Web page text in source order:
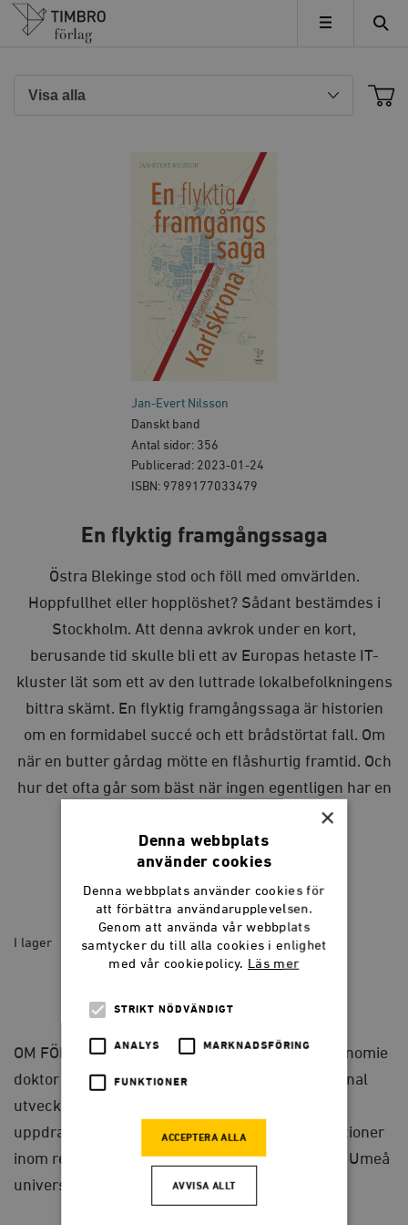
Timbro
MENY
Jan-Evert Nilsson
Danskt band
Antal sidor: 356
Publicerad: 2023-01-24
ISBN: 9789177033479
En flyktig framgångssaga
Östra Blekinge stod och föll med omvärlden.
Hoppfullhet eller hopplöshet? Sådant bestämdes i
Stockholm. Att denna avkrok under en kort,
berusande tid skulle bli ett av Europas hetaste IT-
kluster lät som ett av den luttrade lokalbefolkningens
bittra skämt. En flyktig framgångssaga är historien
om en formidabel succé och ett brådstörtat fall. Om
när en butter gårdag mötte en flåshurtig framtid. Och
hur det ofta går som bäst när ingen egentligen har en
185 kr
I lager
framgångssaga
quantity
OM FÖRFATTAREN JAN-EVERT NILSSON är ekonomie
doktor och har under lång tid arbetat med regional
utveckling som chef för ett
uppdragsforskningsinstitut i Oslo, på olika positioner
inom regeringskansliet samt som professor vid Umeå
universitet och Blekinge Tekniska Högskola.
×
Denna webbplats
använder cookies
Denna webbplats använder cookies för
att förbättra användarupplevelsen.
Genom att använda vår webbplats
samtycker du till alla cookies i enlighet
med vår cookiepolicy. Läs mer
STRIKT NÖDVÄNDIGT
ANALYS MARKNADSFÖRING
FUNKTIONER
ACCEPTERA ALLA
AVVISA ALLT